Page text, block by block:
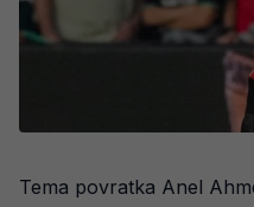
Tema povratka Anel